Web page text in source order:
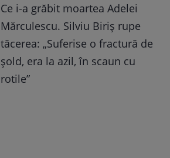
Ce i-a grăbit moartea Adelei
Mărculescu. Silviu Biriș rupe
tăcerea: „Suferise o fractură de
șold, era la azil, în scaun cu
rotile”